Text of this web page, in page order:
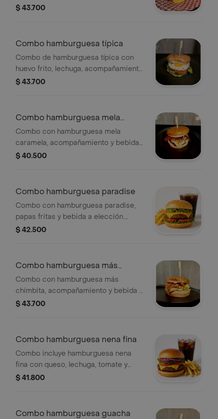
cebolla crujiente y tocineta, más
$ 43.700
Combo hamburguesa típica
Combo de hamburguesa típica con
huevo frito, lechuga, acompañamiento
y bebida a elección.
$ 43.700
Combo hamburguesa mela
caramela
Combo con hamburguesa mela
caramela, acompañamiento y bebida
a elección. La hamburguesa incluye
$ 40.500
Combo hamburguesa paradise
Combo con hamburguesa paradise,
papas fritas y bebida a elección.
Incluye lechuga, tomate, cebolla,
$ 42.500
Combo hamburguesa más
chimbita
Combo con hamburguesa más
chimbita, acompañamiento y bebida a
elección. La hamburguesa incluye
$ 43.700
Combo hamburguesa nena fina
Combo incluye hamburguesa nena
fina con queso, lechuga, tomate y
cebolla morada, acompañada de
$ 41.800
Combo hamburguesa guacha